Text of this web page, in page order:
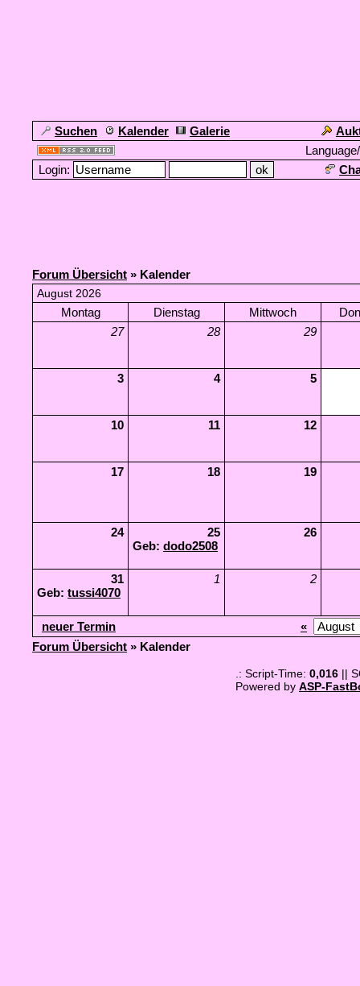
Suchen Kalender Galerie
Login:
Forum Übersicht » Kalender
August 2026
Montag Dienstag Mittwoch
27
28 29
3 4 5
10 11 12
17 18 19
24
25
Geb: dodo2508
26
31
Geb: tussi4070
1 2
neuer Termin
«
Forum Übersicht » Kalender
.: Script-Time: 0,016 ||
Powered by ASP-